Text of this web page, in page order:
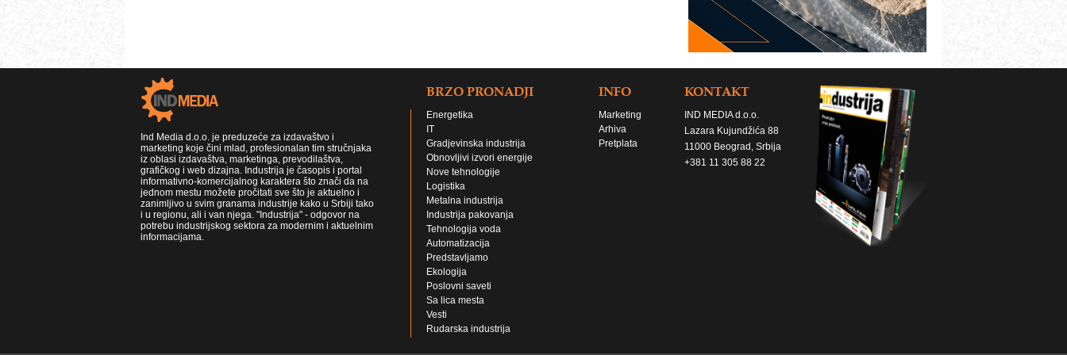
Ind Media d.o.o. je preduzeće za izdavaštvo i
marketing koje čini mlad, profesionalan tim stručnjaka
iz oblasi izdavaštva, marketinga, prevodilaštva,
grafičkog i web dizajna. Industrija je časopis i portal
informativno-komercijalnog karaktera što znači da na
jednom mestu možete pročitati sve što je aktuelno i
zanimljivo u svim granama industrije kako u Srbiji tako
i u regionu, ali i van njega. "Industrija" - odgovor na
potrebu industrijskog sektora za modernim i aktuelnim
informacijama.
BRZO PRONADJI
Energetika
IT
Gradjevinska industrija
Obnovljivi izvori energije
Nove tehnologije
Logistika
Metalna industrija
Industrija pakovanja
Tehnologija voda
Automatizacija
Predstavljamo
Ekologija
Poslovni saveti
Sa lica mesta
Vesti
Rudarska industrija
INFO
Marketing
Arhiva
Pretplata
KONTAKT
IND MEDIA d.o.o.
Lazara Kujundžića 88
11000 Beograd, Srbija
+381 11 305 88 22